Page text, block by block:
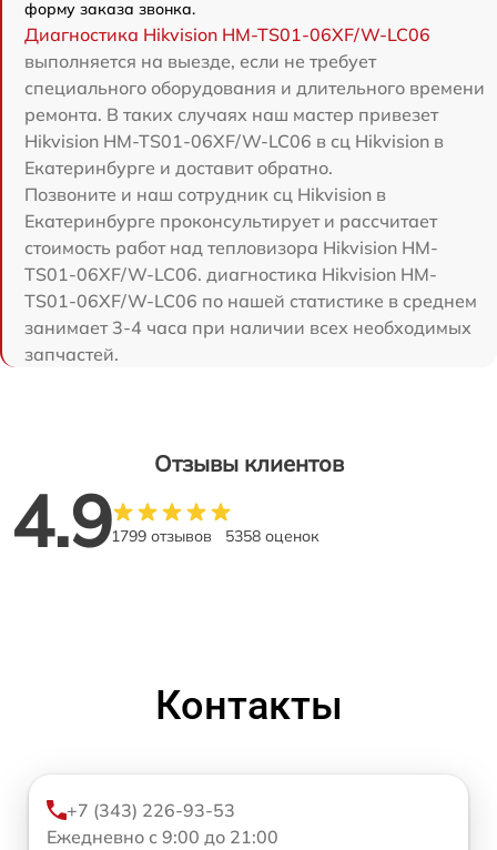
форму заказа звонка.
Диагностика Hikvision HM-TS01-06XF/W-LC06
выполняется на выезде, если не требует
специального оборудования и длительного времени
ремонта. В таких случаях наш мастер привезет
Hikvision HM-TS01-06XF/W-LC06 в сц Hikvision в
Екатеринбурге и доставит обратно.
Позвоните и наш сотрудник сц Hikvision в
Екатеринбурге проконсультирует и рассчитает
стоимость работ над тепловизора Hikvision HM-
TS01-06XF/W-LC06. диагностика Hikvision HM-
TS01-06XF/W-LC06 по нашей статистике в среднем
занимает 3-4 часа при наличии всех необходимых
запчастей.
Отзывы клиентов
4.91799 отзывов 5358 оценок
Контакты
+7 (343) 226-93-53
Ежедневно с 9:00 до 21:00